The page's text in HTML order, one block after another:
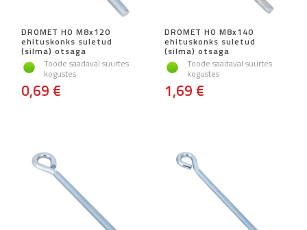
DROMET HO M8x120
ehituskonks suletud
(silma) otsaga
Toode saadaval suurtes
kogustes
0,69 €
DROMET HO M8x140
ehituskonks suletud
(silma) otsaga
Toode saadaval suurtes
kogustes
1,69 €